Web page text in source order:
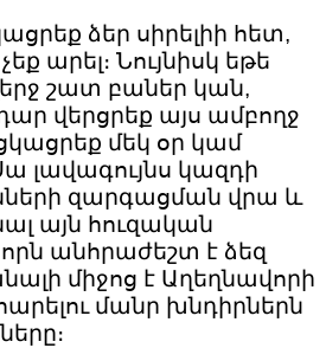
ձեր սիրելիի հետ,
արել։ Նույնիսկ եթե
շատ բաներ կան,
վերցրեք այս ամբողջ
մեկ օր կամ
լավագույնս կազդի
զարգացման վրա և
այն հուզական
որն անհրաժեշտ է ձեզ
միջոց է Աղեղնավորի
մանր խնդիրներն